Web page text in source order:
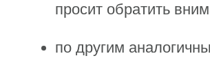
просит обратить
по другим